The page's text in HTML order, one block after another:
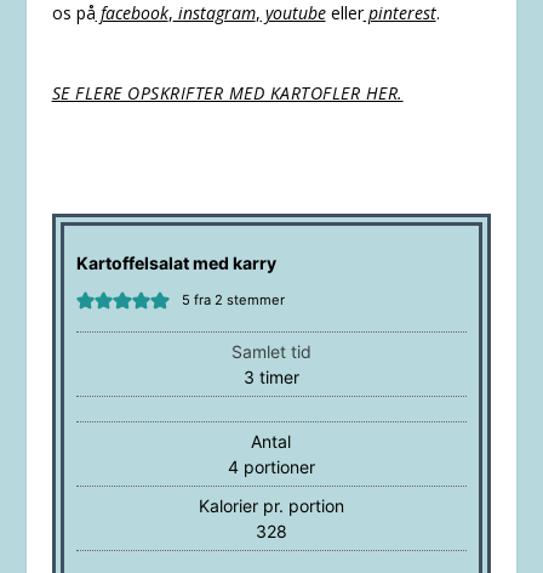
os på facebook, instagram, youtubeellerpinterest.
SE FLERE OPSKRIFTER MED KARTOFLER HER.
Kartoffelsalat med karry
5 fra 2 stemmer
Samlet tid
3timer
timer
Antal
4 portioner
Kalorier pr. portion
328